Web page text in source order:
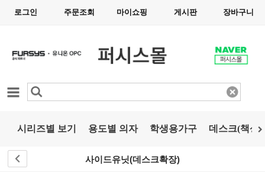
로그인 주문조회 마이쇼핑 게시판 장바구니
카테고리
시리즈별 보기 용도별 의자 학생용가구 데스크(책상)
사이드유닛(데스크확장)